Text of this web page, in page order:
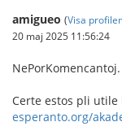
amigueo (Visa
20 maj 2025 11:56:24
NePorKomencantoj.
Certe estos pli utile
esperanto.org/